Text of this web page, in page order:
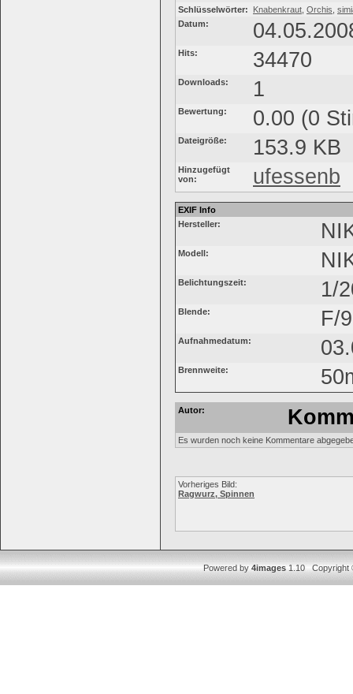
Schlüsselwörter: Knabenkraut Orchis
Datum:
Hits: 34470
Downloads: 1
Bewertung: 0.00 (0
Dateigröße: 153.9 KB
Hinzugefügt
von:
ufessenb
EXIF Info
Hersteller:
Modell:
Belichtungszeit: 1/
Blende: F/9
Aufnahmedatum:
Brennweite:
Autor:
Es wurden noch keine Kommentare
Vorheriges Bild:
Ragwurz, Spinnen
Powered by4images1.10 Copyright